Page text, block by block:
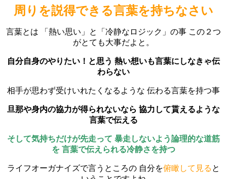
周りを説得できる言葉を持ちなさい
言葉とは 「熱い思い」と「冷静なロジック」の事 この２つ
がとても大事だよと。
自分自身のやりたい！と思う 熱い想いも言葉にしなきゃ伝
わらない
相手が思わず受けいれたくなるような 伝わる言葉を持つ事
旦那や身内の協力が得られないなら 協力して貰えるような
言葉で伝える
そして気持ちだけが先走って 暴走しないよう論理的な道筋
を 言葉で伝えられる冷静さを持つ
ライフオーガナイズで言うところの 自分を俯瞰して見る と